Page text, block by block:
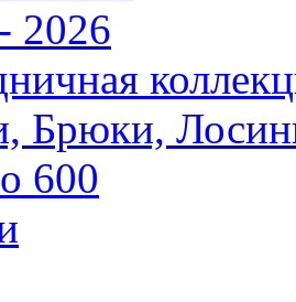
2026
Брюки,
600